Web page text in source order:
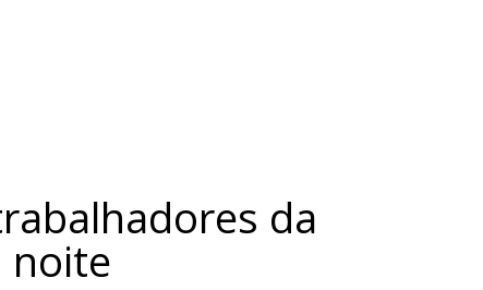
da
noite